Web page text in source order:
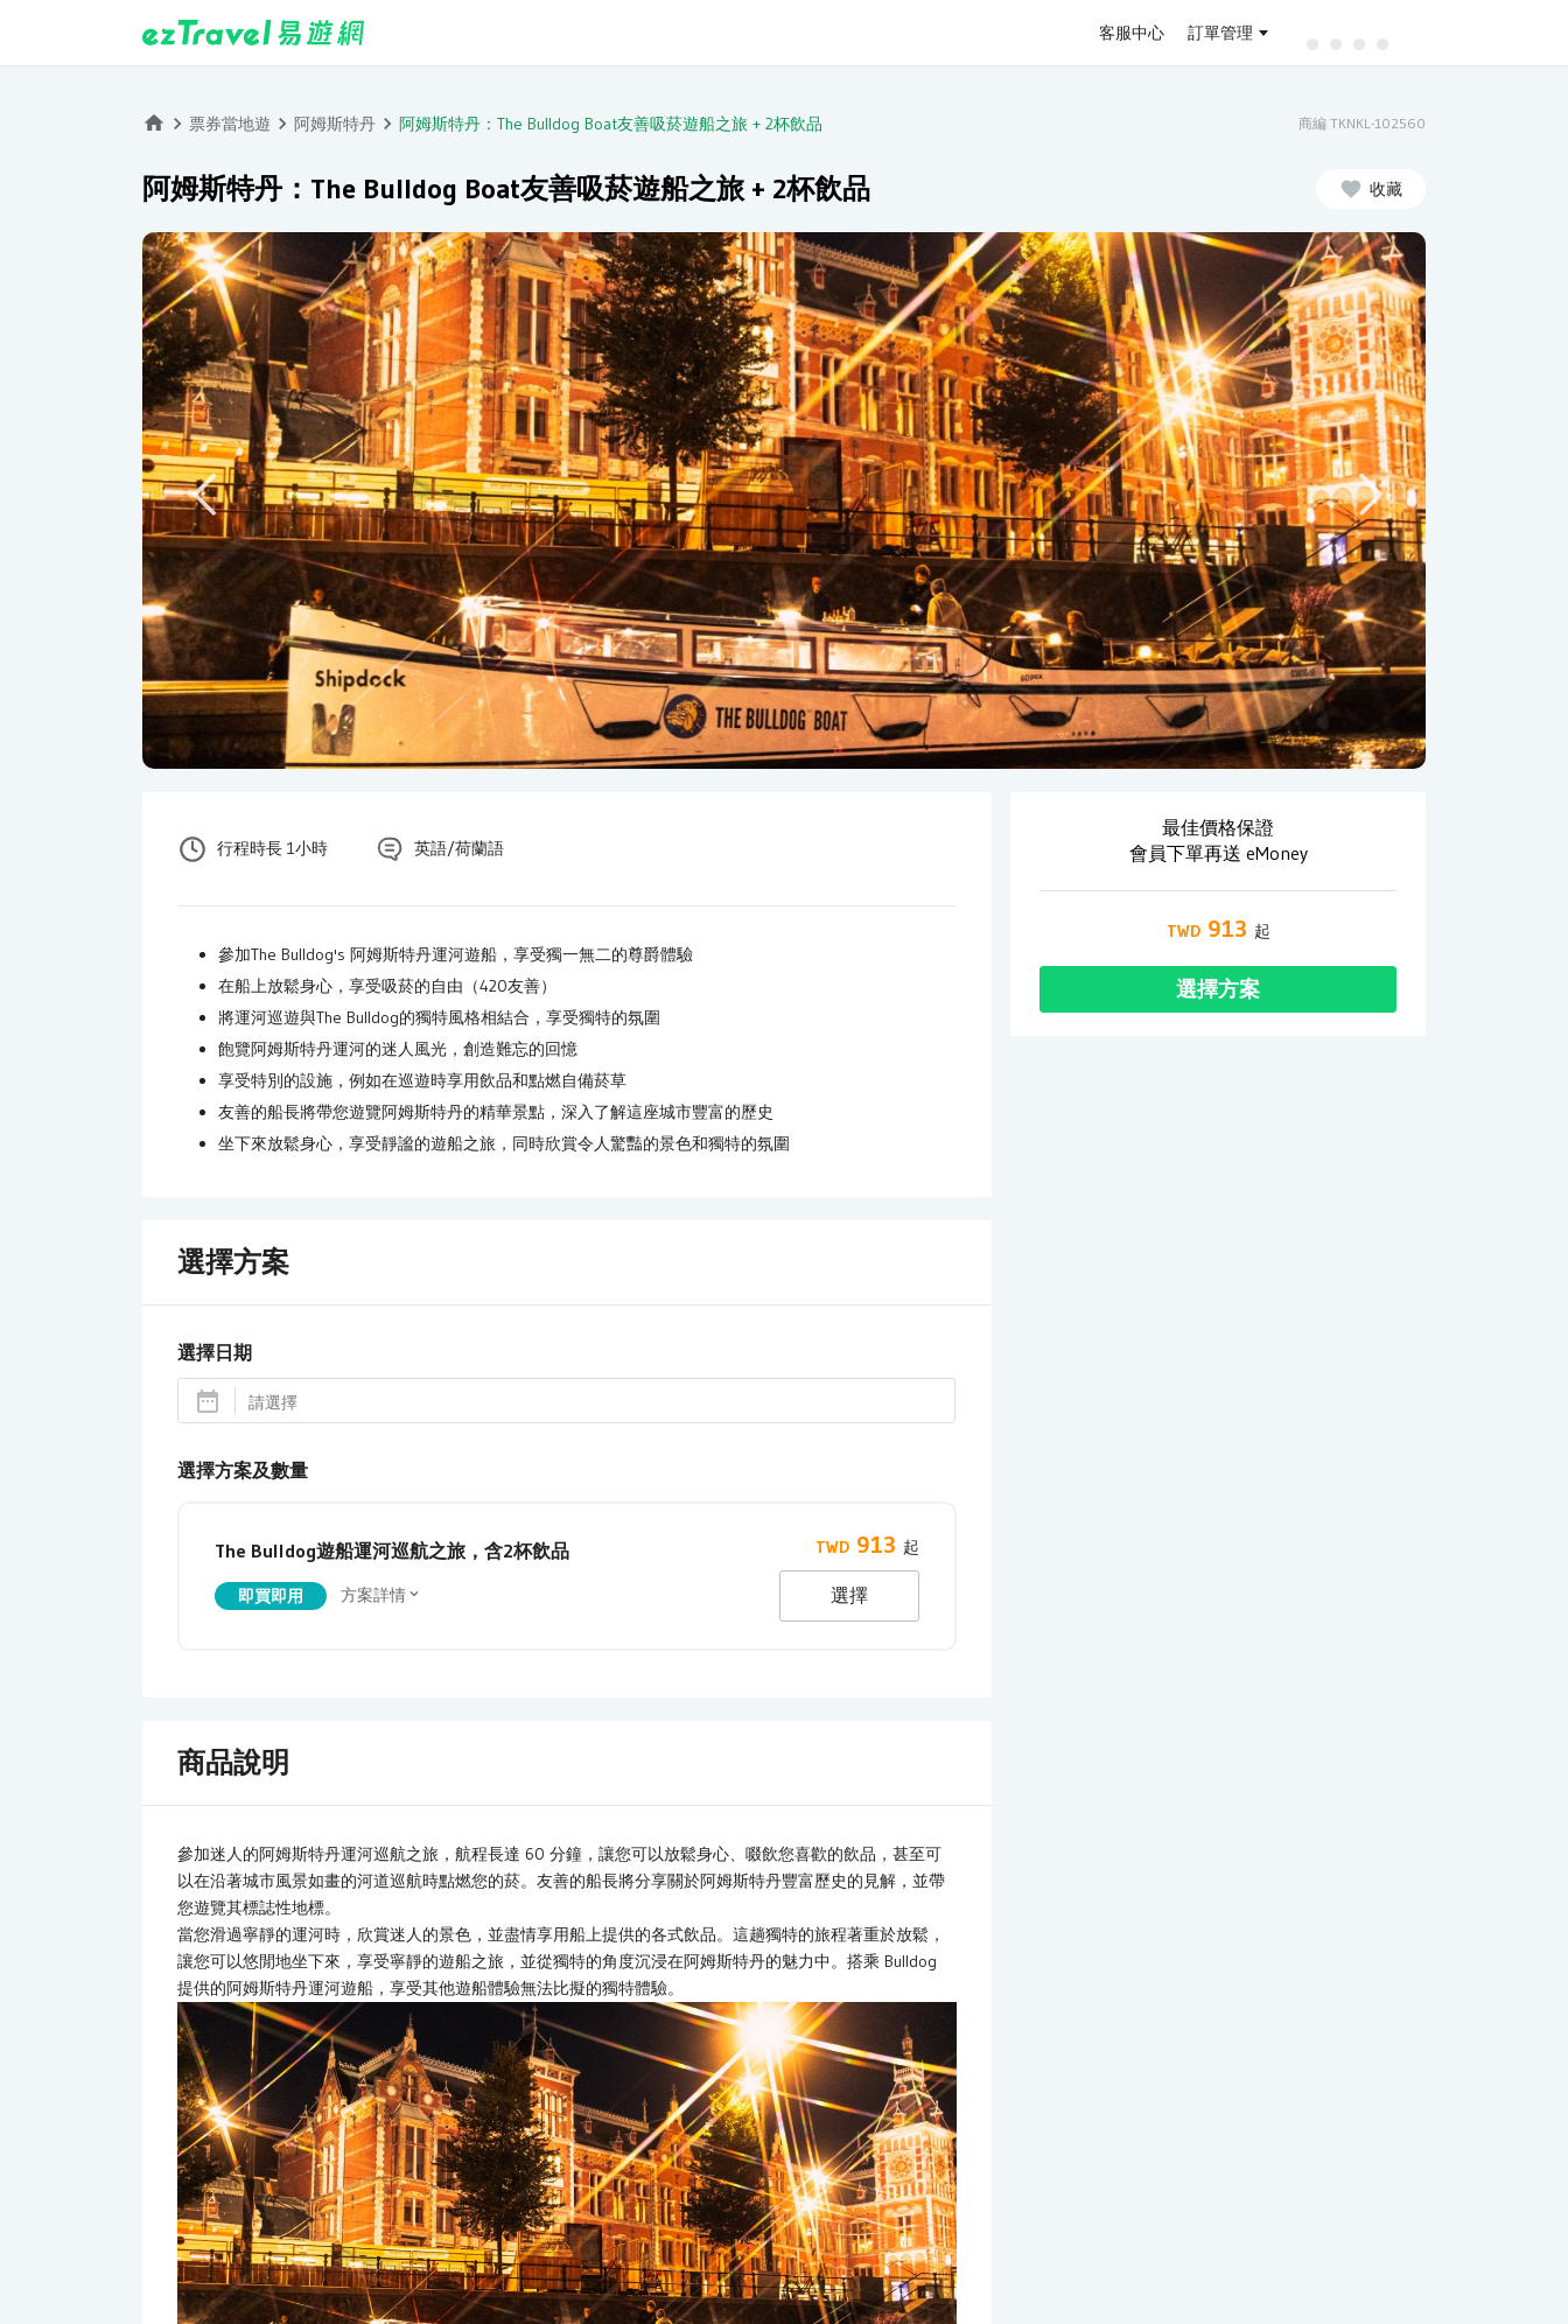
客服中心 訂單管理
票券當地遊 阿姆斯特丹 阿姆斯特丹：The Bulldog Boat友善吸菸遊船之旅 + 2杯飲品 商編 TKNKL-102560
阿姆斯特丹：The Bulldog Boat友善吸菸遊船之旅 + 2杯飲品 收藏
行程時長 1小時 英語/荷蘭語
參加The Bulldog's 阿姆斯特丹運河遊船，享受獨一無二的尊爵體驗
在船上放鬆身心，享受吸菸的自由（420友善）
將運河巡遊與The Bulldog的獨特風格相結合，享受獨特的氛圍
飽覽阿姆斯特丹運河的迷人風光，創造難忘的回憶
享受特別的設施，例如在巡遊時享用飲品和點燃自備菸草
友善的船長將帶您遊覽阿姆斯特丹的精華景點，深入了解這座城市豐富的歷史
坐下來放鬆身心，享受靜謐的遊船之旅，同時欣賞令人驚豔的景色和獨特的氛圍
選擇方案
選擇日期
選擇方案及數量
The Bulldog遊船運河巡航之旅，含2杯飲品
即買即用 方案詳情
913
選擇
商品說明
參加迷人的阿姆斯特丹運河巡航之旅，航程長達 60 分鐘，讓您可以放鬆身心、啜飲您喜歡的飲品，甚至可
以在沿著城市風景如畫的河道巡航時點燃您的菸。友善的船長將分享關於阿姆斯特丹豐富歷史的見解，並帶
您遊覽其標誌性地標。
當您滑過寧靜的運河時，欣賞迷人的景色，並盡情享用船上提供的各式飲品。這趟獨特的旅程著重於放鬆，
讓您可以悠閒地坐下來，享受寧靜的遊船之旅，並從獨特的角度沉浸在阿姆斯特丹的魅力中。搭乘 Bulldog
提供的阿姆斯特丹運河遊船，享受其他遊船體驗無法比擬的獨特體驗。
最佳價格保證
會員下單再送 eMoney
913
選擇方案